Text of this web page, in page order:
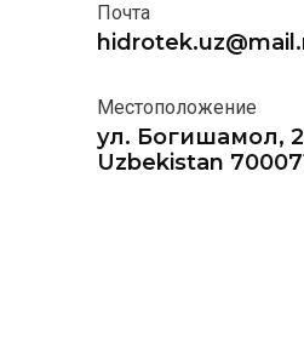
Почта
Местоположение
ул. Богишамол,
Uzbekistan